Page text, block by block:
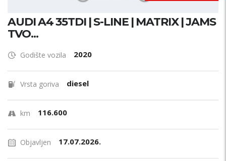
AUDI A4 35TDI | S-LINE | MATRIX | JAMS
TVO...
Godište vozila 2020
Vrsta goriva diesel
km 116.600
Objavljen 17.07.2026.